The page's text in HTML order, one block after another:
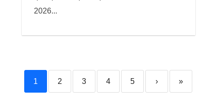
2026...
1 2 3 4 5 › »